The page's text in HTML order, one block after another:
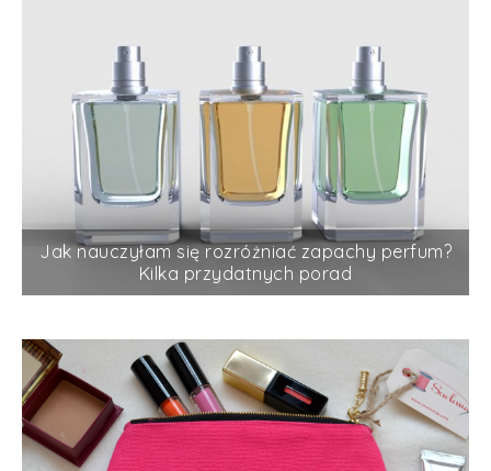
Jak nauczyłam się rozróżniać zapachy perfum?
Kilka przydatnych porad